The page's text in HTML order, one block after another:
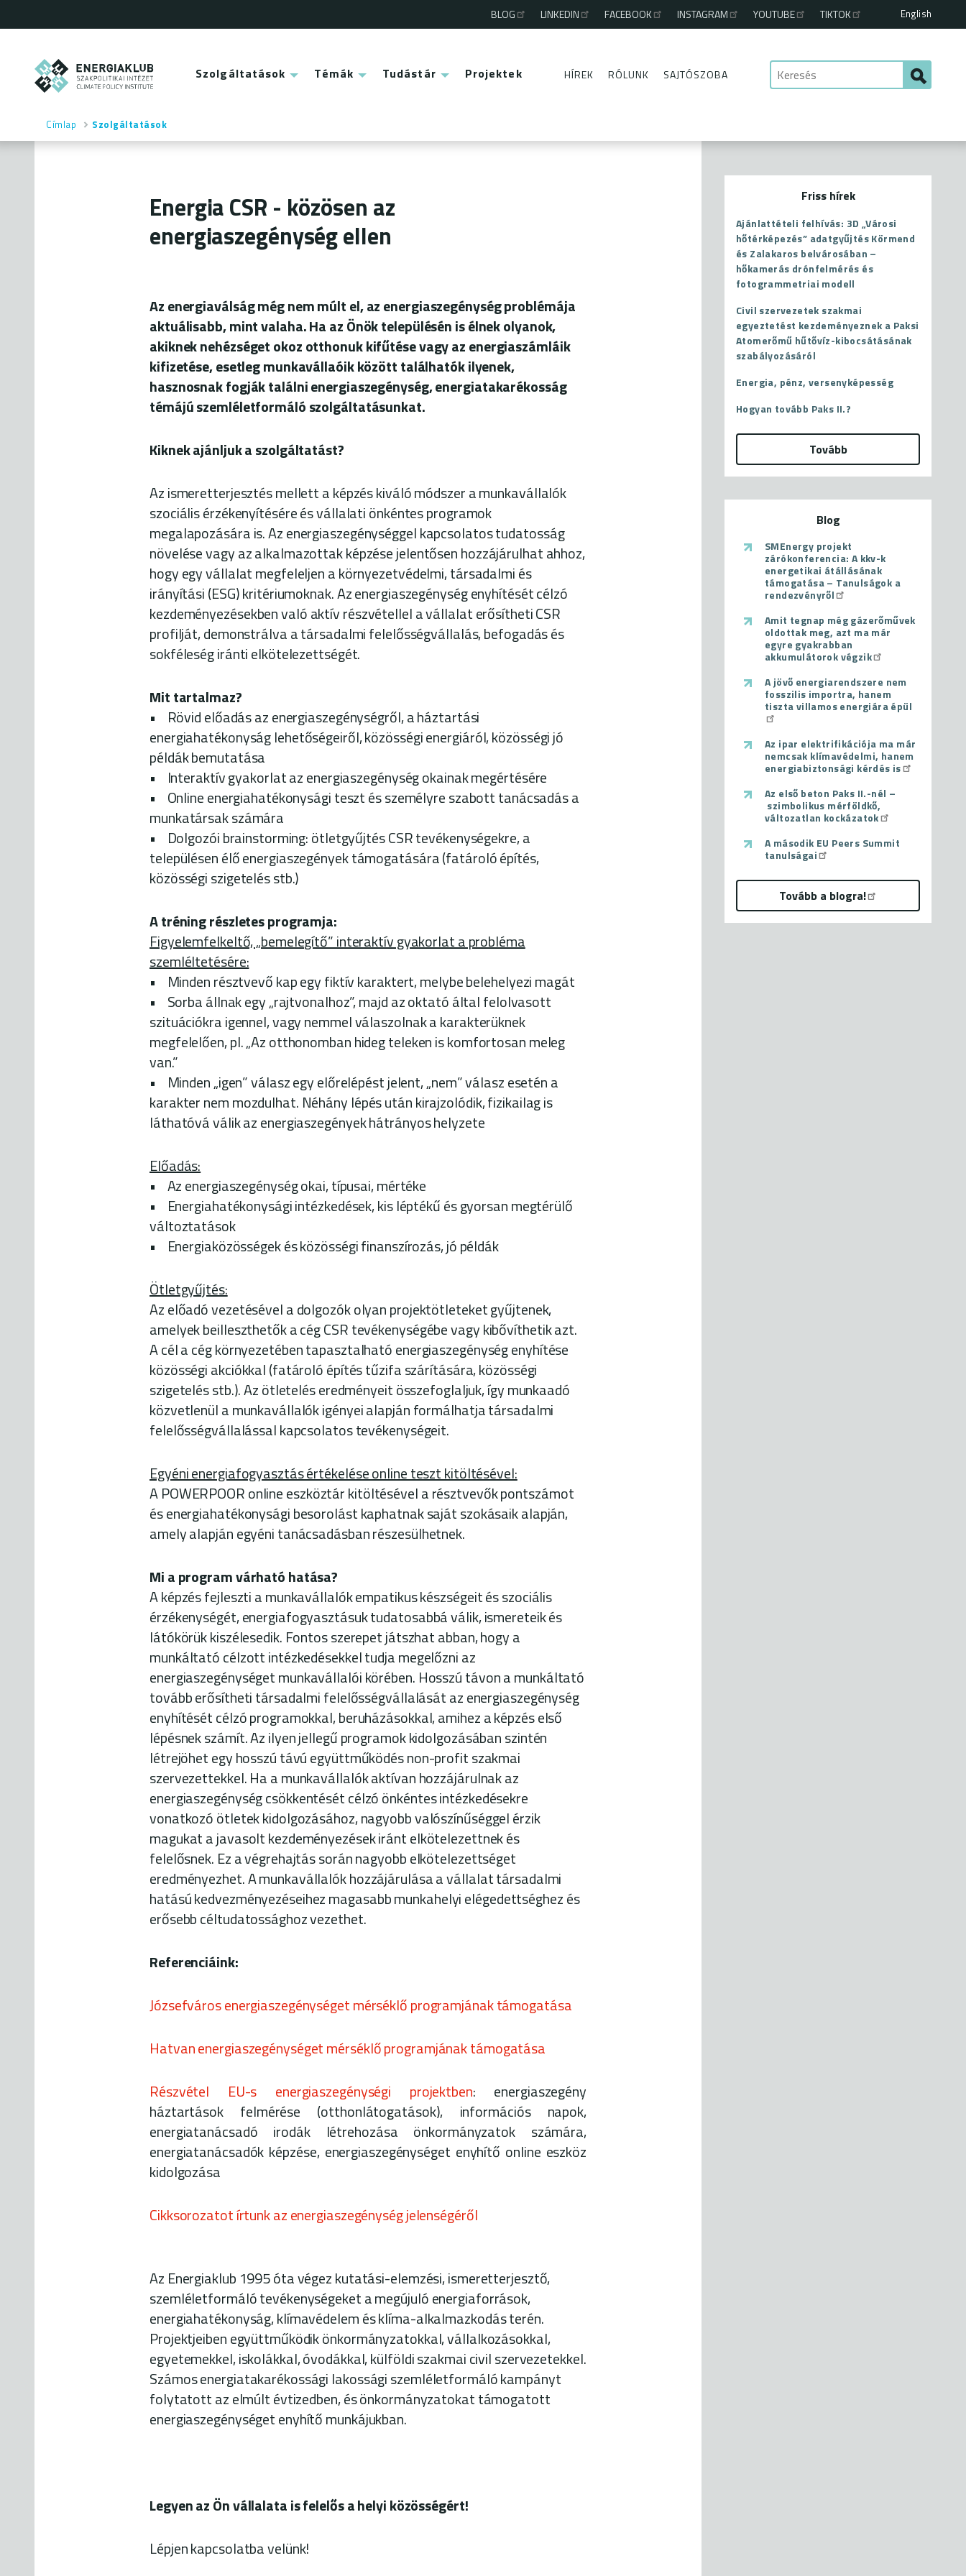
a
ENERGIAKLUB
English
Main
menu
Szolgáltatások Témák Tudástár Projektek HÍREK RÓLUNK SAJTÓSZOBA
Third
BLOG LINKEDIN FACEBOOK INSTAGRAM YOUTUBE TIKTOK
Morzsa
Címlap Szolgáltatások
Energia CSR - közösen az
energiaszegénység ellen
Az energiaválság még nem múlt el, az energiaszegénység problémája
aktuálisabb, mint valaha. Ha az Önök településén is élnek olyanok,
akiknek nehézséget okoz otthonuk kifűtése vagy az energiaszámláik
kifizetése, esetleg munkavállaóik között találhatók ilyenek,
hasznosnak fogják találni energiaszegénység, energiatakarékosság
témájú szemléletformáló szolgáltatásunkat.
Kiknek ajánljuk a szolgáltatást?
Az ismeretterjesztés mellett a képzés kiváló módszer a munkavállalók
szociális érzékenyítésére és vállalati önkéntes programok
megalapozására is. Az energiaszegénységgel kapcsolatos tudatosság
növelése vagy az alkalmazottak képzése jelentősen hozzájárulhat ahhoz,
hogy egy vállalat megfeleljen a környezetvédelmi, társadalmi és
irányítási (ESG) kritériumoknak. Az energiaszegénység enyhítését célzó
kezdeményezésekben való aktív részvétellel a vállalat erősítheti CSR
profilját, demonstrálva a társadalmi felelősségvállalás, befogadás és
sokféleség iránti elkötelezettségét.
Mit tartalmaz?
• Rövid előadás az energiaszegénységről, a háztartási
energiahatékonyság lehetőségeiről, közösségi energiáról, közösségi jó
példák bemutatása
• Interaktív gyakorlat az energiaszegénység okainak megértésére
• Online energiahatékonysági teszt és személyre szabott tanácsadás a
munkatársak számára
• Dolgozói brainstorming: ötletgyűjtés CSR tevékenységekre, a
településen élő energiaszegények támogatására (fatároló építés,
közösségi szigetelés stb.)
A tréning részletes programja:
Figyelemfelkeltő, „bemelegítő” interaktív gyakorlat a probléma
szemléltetésére:
• Minden résztvevő kap egy fiktív karaktert, melybe belehelyezi magát
• Sorba állnak egy „rajtvonalhoz”, majd az oktató által felolvasott
szituációkra igennel, vagy nemmel válaszolnak a karakterüknek
megfelelően, pl. „Az otthonomban hideg teleken is komfortosan meleg
van.”
• Minden „igen” válasz egy előrelépést jelent, „nem” válasz esetén a
karakter nem mozdulhat. Néhány lépés után kirajzolódik, fizikailag is
láthatóvá válik az energiaszegények hátrányos helyzete
Előadás:
• Az energiaszegénység okai, típusai, mértéke
• Energiahatékonysági intézkedések, kis léptékű és gyorsan megtérülő
változtatások
• Energiaközösségek és közösségi finanszírozás, jó példák
Ötletgyűjtés:
Az előadó vezetésével a dolgozók olyan projektötleteket gyűjtenek,
amelyek beilleszthetők a cég CSR tevékenységébe vagy kibővíthetik azt.
A cél a cég környezetében tapasztalható energiaszegénység enyhítése
közösségi akciókkal (fatároló építés tűzifa szárítására, közösségi
szigetelés stb.). Az ötletelés eredményeit összefoglaljuk, így munkaadó
közvetlenül a munkavállalók igényei alapján formálhatja társadalmi
felelősségvállalással kapcsolatos tevékenységeit.
Egyéni energiafogyasztás értékelése online teszt kitöltésével:
A POWERPOOR online eszköztár kitöltésével a résztvevők pontszámot
és energiahatékonysági besorolást kaphatnak saját szokásaik alapján,
amely alapján egyéni tanácsadásban részesülhetnek.
Mi a program várható hatása?
A képzés fejleszti a munkavállalók empatikus készségeit és szociális
érzékenységét, energiafogyasztásuk tudatosabbá válik, ismereteik és
látókörük kiszélesedik. Fontos szerepet játszhat abban, hogy a
munkáltató célzott intézkedésekkel tudja megelőzni az
energiaszegénységet munkavállalói körében. Hosszú távon a munkáltató
tovább erősítheti társadalmi felelősségvállalását az energiaszegénység
enyhítését célzó programokkal, beruházásokkal, amihez a képzés első
lépésnek számít. Az ilyen jellegű programok kidolgozásában szintén
létrejöhet egy hosszú távú együttműködés non-profit szakmai
szervezettekkel. Ha a munkavállalók aktívan hozzájárulnak az
energiaszegénység csökkentését célzó önkéntes intézkedésekre
vonatkozó ötletek kidolgozásához, nagyobb valószínűséggel érzik
magukat a javasolt kezdeményezések iránt elkötelezettnek és
felelősnek. Ez a végrehajtás során nagyobb elkötelezettséget
eredményezhet. A munkavállalók hozzájárulása a vállalat társadalmi
hatású kedvezményezéseihez magasabb munkahelyi elégedettséghez és
erősebb céltudatossághoz vezethet.
Referenciáink:
Józsefváros energiaszegénységet mérséklő programjának támogatása
Hatvan energiaszegénységet mérséklő programjának támogatása
Részvétel EU-s energiaszegénységi projektben: energiaszegény
háztartások felmérése (otthonlátogatások), információs napok,
energiatanácsadó irodák létrehozása önkormányzatok számára,
energiatanácsadók képzése, energiaszegénységet enyhítő online eszköz
kidolgozása
Cikksorozatot írtunk az energiaszegénység jelenségéről
Az Energiaklub 1995 óta végez kutatási-elemzési, ismeretterjesztő,
szemléletformáló tevékenységeket a megújuló energiaforrások,
energiahatékonyság, klímavédelem és klíma-alkalmazkodás terén.
Projektjeiben együttműködik önkormányzatokkal, vállalkozásokkal,
egyetemekkel, iskolákkal, óvodákkal, külföldi szakmai civil szervezetekkel.
Számos energiatakarékossági lakossági szemléletformáló kampányt
folytatott az elmúlt évtizedben, és önkormányzatokat támogatott
energiaszegénységet enyhítő munkájukban.
Legyen az Ön vállalata is felelős a helyi közösségért!
Lépjen kapcsolatba velünk!
Friss hírek
Ajánlattételi felhívás: 3D „Városi
hőtérképezés” adatgyűjtés Körmend
és Zalakaros belvárosában –
hőkamerás drónfelmérés és
fotogrammetriai modell
Civil szervezetek szakmai
egyeztetést kezdeményeznek a Paksi
Atomerőmű hűtővíz-kibocsátásának
szabályozásáról
Energia, pénz, versenyképesség
Hogyan tovább Paks II.?
Tovább
Blog
SMEnergy projekt
zárókonferencia: A kkv-k
energetikai átállásának
támogatása – Tanulságok a
rendezvényről
Amit tegnap még gázerőművek
oldottak meg, azt ma már
egyre gyakrabban
akkumulátorok végzik
A jövő energiarendszere nem
fosszilis importra, hanem
tiszta villamos energiára épül
Az ipar elektrifikációja ma már
nemcsak klímavédelmi, hanem
energiabiztonsági kérdés is
Az első beton Paks II.-nél –
szimbolikus mérföldkő,
változatlan kockázatok
A második EU Peers Summit
tanulságai
Tovább a blogra!